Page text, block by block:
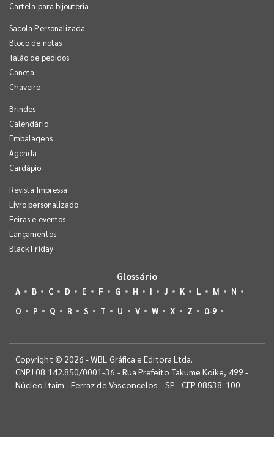
Cartela para bijouteria
Sacola Personalizada
Bloco de notas
Talão de pedidos
Caneta
Chaveiro
Brindes
Calendário
Embalagens
Agenda
Cardápio
Revista Impressa
Livro personalizado
Feiras e eventos
Lançamentos
Black Friday
Glossário
A B C D E F G H I J K L M
N
O
P Q R S T U V W X Z 0-9
Copyright © 2026 - WBL Gráfica e Editora Ltda.
CNPJ 08.142.850/0001-36 - Rua Prefeito Takume Koike, 499 -
Núcleo Itaim - Ferraz de Vasconcelos - SP - CEP 08538-100